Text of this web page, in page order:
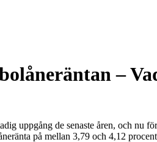
–
uppgång de senaste åren, och
på mellan 3,79 och 4,12